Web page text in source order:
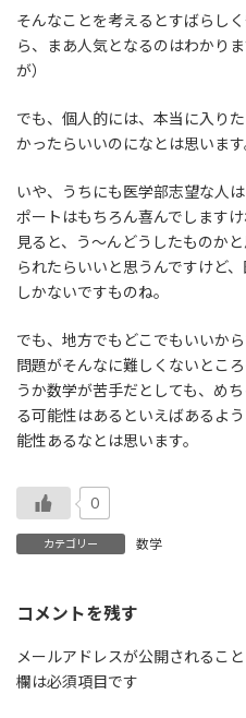
そんなことを考えるとすばらし
ら、まあ人気となるのはわかり
が）
でも、個人的には、本当に入り
かったらいいのになとは思います
いや、うちにも医学部志望な人
ポートはもちろん喜んでします
見ると、う～んどうしたものか
られたらいいと思うんですけど
しかないですものね。
でも、地方でもどこでもいいか
問題がそんなに難しくないとこ
うか数学が苦手だとしても、め
る可能性はあるといえばあるよ
能性あるなとは思います。
0
カテゴリー 数学
コメントを残す
メールアドレスが公開されること
欄は必須項目です